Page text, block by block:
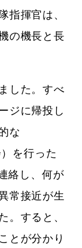
指揮官は、
の機長と長
した。すべ
ジに帰投し
な
を行った
絡し、何が
常接近が生
。すると、
とが分かり